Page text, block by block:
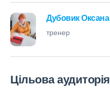
Дубовик Оксана
тренер
Цільова аудиторія